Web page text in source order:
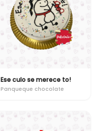
Ese culo se merece to!
Panqueque chocolate